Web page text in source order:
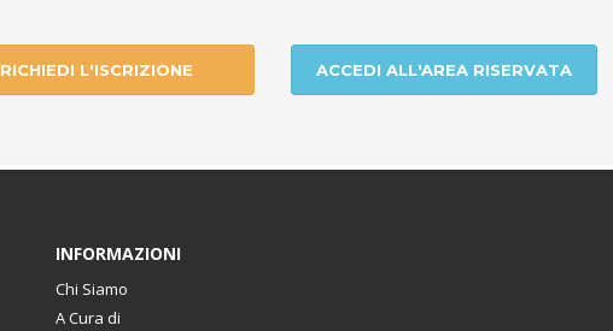
RICHIEDI L'ISCRIZIONE ACCEDI ALL'AREA RISERVATA
INFORMAZIONI
Chi Siamo
A Cura di